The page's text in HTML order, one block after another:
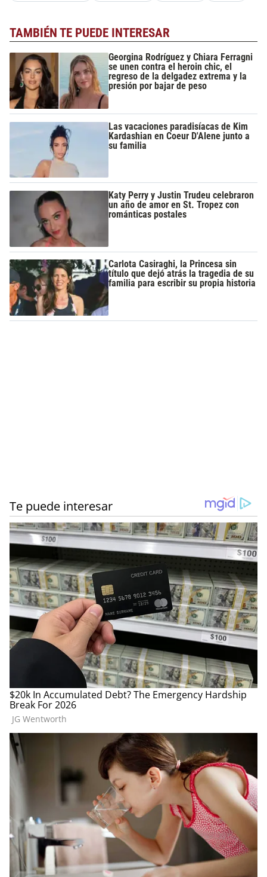
TAMBIÉN TE PUEDE INTERESAR
Georgina Rodríguez y Chiara Ferragni
se unen contra el heroin chic, el
regreso de la delgadez extrema y la
presión por bajar de peso
Las vacaciones paradisíacas de Kim
Kardashian en Coeur D'Alene junto a
su familia
Katy Perry y Justin Trudeu celebraron
un año de amor en St. Tropez con
románticas postales
Carlota Casiraghi, la Princesa sin
título que dejó atrás la tragedia de su
familia para escribir su propia historia